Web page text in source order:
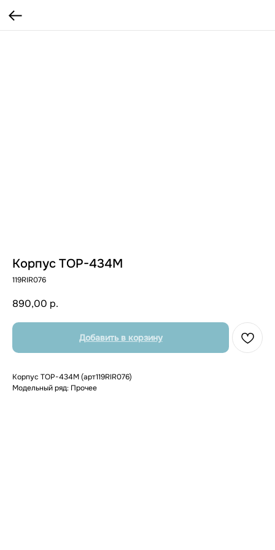
Корпус TOP-434M
119RIR076
890,00 р.
Добавить в корзину
Корпус TOP-434M (арт119RIR076)
Модельный ряд: Прочее